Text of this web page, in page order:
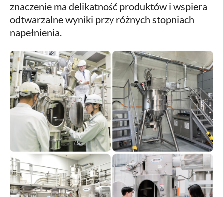
znaczenie ma delikatność produktów i wspiera
odtwarzalne wyniki przy różnych stopniach
napełnienia.